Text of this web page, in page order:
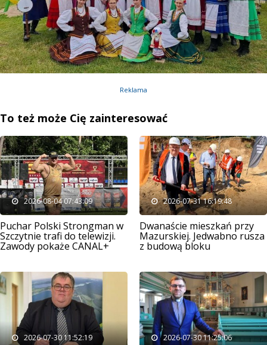
Reklama
To też może Cię zainteresować
2026-08-04 07:43:09
Puchar Polski Strongman w
Szczytnie trafi do telewizji.
Zawody pokaże CANAL+
2026-07-31 16:19:48
Dwanaście mieszkań przy
Mazurskiej. Jedwabno rusza
z budową bloku
czynszowego
2026-07-30 11:52:19 2026-07-30 11:25:06